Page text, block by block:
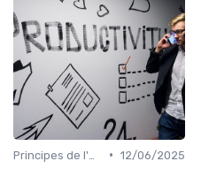
• 12/06/2025